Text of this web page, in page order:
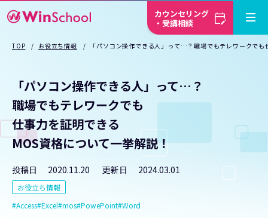
カウンセリング
・受講相談
TOP お役立ち情報 「パソコン操作できる人」って…？職場でもテレワークで
「パソコン操作できる人」って…？
職場でもテレワークでも
仕事力を証明できる
MOS資格について一挙解説！
投稿日 2020.11.20 更新日 2024.03.01
お役立ち情報
Access Excel mos PowePoint Word